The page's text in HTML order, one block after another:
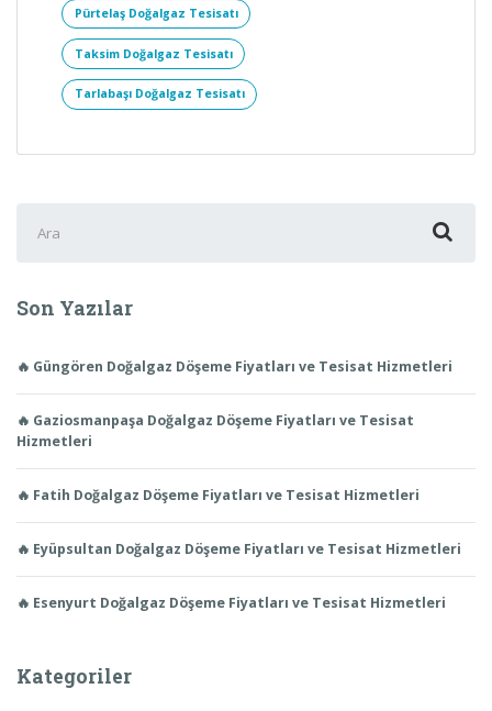
Pürtelaş Doğalgaz Tesisatı
Taksim Doğalgaz Tesisatı
Tarlabaşı Doğalgaz Tesisatı
ara:
Son Yazılar
🔥 Güngören Doğalgaz Döşeme Fiyatları ve Tesisat Hizmetleri
🔥 Gaziosmanpaşa Doğalgaz Döşeme Fiyatları ve Tesisat
Hizmetleri
🔥 Fatih Doğalgaz Döşeme Fiyatları ve Tesisat Hizmetleri
🔥 Eyüpsultan Doğalgaz Döşeme Fiyatları ve Tesisat Hizmetleri
🔥 Esenyurt Doğalgaz Döşeme Fiyatları ve Tesisat Hizmetleri
Kategoriler